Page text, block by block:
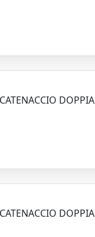
DOPPIA
DOPPIA